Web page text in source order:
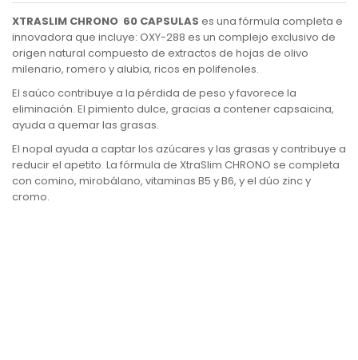
XTRASLIM CHRONO 60 CAPSULAS es una fórmula completa e
innovadora que incluye: OXY-288 es un complejo exclusivo de
origen natural compuesto de extractos de hojas de olivo
milenario, romero y alubia, ricos en polifenoles.
El saúco contribuye a la pérdida de peso y favorece la
eliminación. El pimiento dulce, gracias a contener capsaicina,
ayuda a quemar las grasas.
El nopal ayuda a captar los azúcares y las grasas y contribuye a
reducir el apetito. La fórmula de XtraSlim CHRONO se completa
con comino, mirobálano, vitaminas B5 y B6, y el dúo zinc y
cromo.